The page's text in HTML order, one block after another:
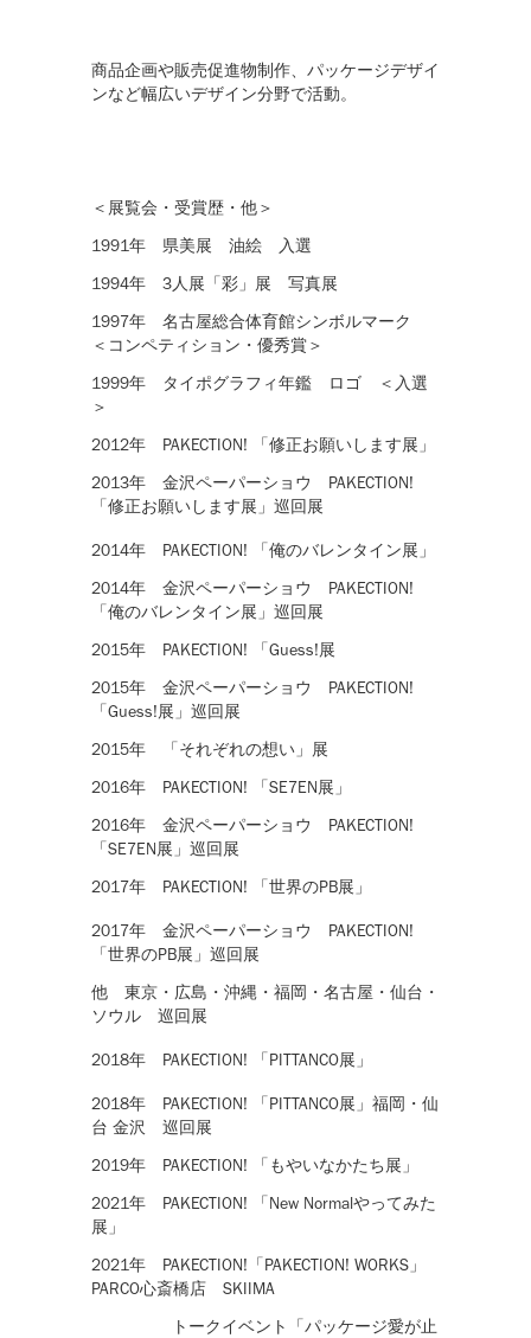
商品企画や販売促進物制作、パッケージデザイ
ンなど幅広いデザイン分野で活動。
＜展覧会・受賞歴・他＞
1991年 県美展 油絵 入選
1994年 3人展「彩」展 写真展
1997年 名古屋総合体育館シンボルマーク
＜コンペティション・優秀賞＞
1999年 タイポグラフィ年鑑 ロゴ ＜入選
＞
2012年 PAKECTION! 「修正お願いします展」
2013年 金沢ペーパーショウ PAKECTION!
「修正お願いします展」巡回展
2014年 PAKECTION! 「俺のバレンタイン展」
2014年 金沢ペーパーショウ PAKECTION!
「俺のバレンタイン展」巡回展
2015年 PAKECTION! 「Guess!展
2015年 金沢ペーパーショウ PAKECTION!
「Guess!展」巡回展
2015年 「それぞれの想い」展
2016年 PAKECTION! 「SE7EN展」
2016年 金沢ペーパーショウ PAKECTION!
「SE7EN展」巡回展
2017年 PAKECTION! 「世界のPB展」
2017年 金沢ペーパーショウ PAKECTION!
「世界のPB展」巡回展
他 東京・広島・沖縄・福岡・名古屋・仙台・
ソウル 巡回展
2018年 PAKECTION! 「PITTANCO展」
2018年 PAKECTION! 「PITTANCO展」福岡・仙
台 金沢 巡回展
2019年 PAKECTION! 「もやいなかたち展」
2021年 PAKECTION! 「New Normalやってみた
展」
2021年 PAKECTION!「PAKECTION! WORKS」
PARCO心斎橋店 SKIIMA
トークイベント「パッケージ愛が止